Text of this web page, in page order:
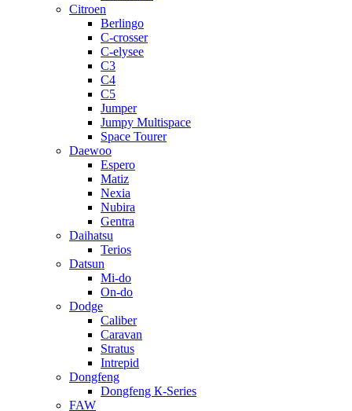
Citroen
Berlingo
C-crosser
C-elysee
C3
C4
C5
Jumper
Jumpy Multispace
Space Tourer
Daewoo
Espero
Matiz
Nexia
Nubira
Gentra
Daihatsu
Terios
Datsun
Mi-do
On-do
Dodge
Caliber
Caravan
Stratus
Intrepid
Dongfeng
Dongfeng К-Series
FAW